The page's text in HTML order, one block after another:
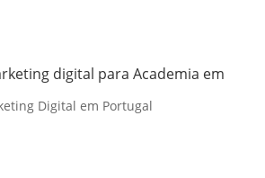
digital para Academia em
Digital em Portugal